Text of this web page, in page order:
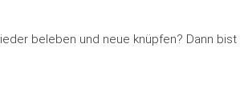
beleben und neue knüpfen? Dann bist